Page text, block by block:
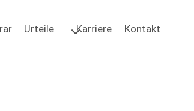
Urteile Karriere Kontakt